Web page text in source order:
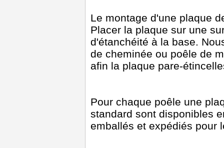
Le montage d'une plaque
Placer la plaque sur une
d'étanchéité à la base.
de cheminée ou poêle de
afin la plaque pare-
Pour chaque poêle une
standard sont disponibles
emballés et expédiés pour